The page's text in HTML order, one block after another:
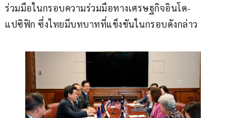
ร่วมมือในกรอบความร่วมมือทางเศรษฐกิจอินโด-
แปซิฟิก ซึ่งไทยมีบทบาทที่แข็งขันในกรอบดังกล่าว